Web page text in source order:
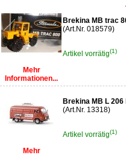
Mehr
Informationen...
Brekina MB trac
(Art.Nr. 018579)
Artikel vorrätig(1)
Mehr
Brekina MB L
(Art.Nr. 13318)
Artikel vorrätig(1)